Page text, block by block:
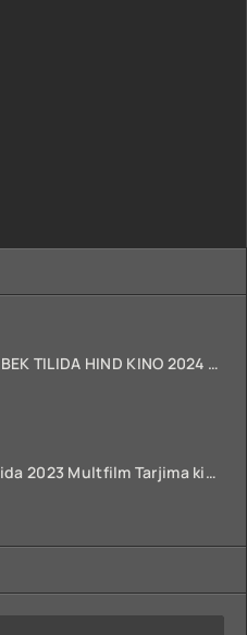
SALAAR 2 QISMI UZBEK TILIDA HIND KINO 2024 TARJIMA 720p HD Skachat
O'lik Kelin Uzbek tilida 2023 Multfilm Tarjima kino skachat